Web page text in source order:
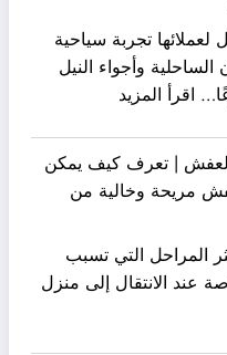
لعملائها تجربة سياحية
وأجواء النيل
اقرأ المزيد
مصر
السياحية
السياحة
في
| تعرف كيف يمكن
مريحة وخالية من
المراحل التي تسبب
عند الانتقال إلى منزل